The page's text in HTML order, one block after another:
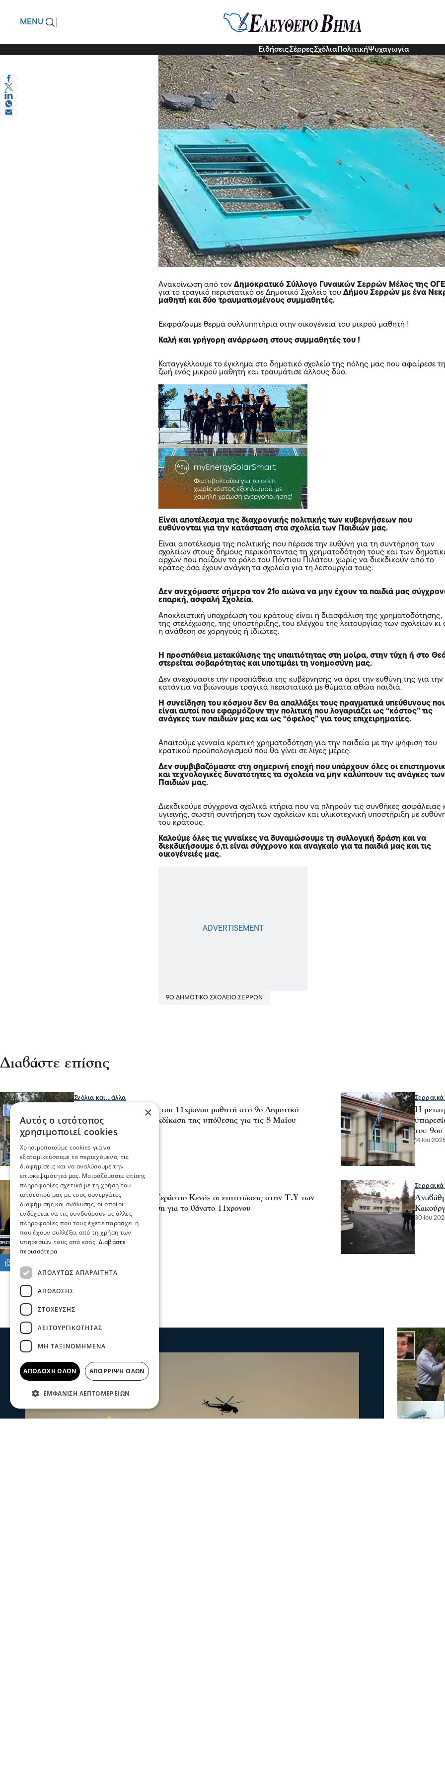
MENU
ΕιδήσειςΣέρρεςΣχόλια ΠολιτικήΨυχαγωγία
Δημοκρατικός Σύλλογος Γυναικών
μετακύλισης της υπαιτιότητας
eVima Serres Team07 Δεκ 2022, 15:06
Ανακοίνωση από τονΔημοκρατικό Σύλλογο Γυναικών Σερρών Μέλος της ΟΓΕ
για το τραγικό περιστατικό σε Δημοτικό Σχολείο τουΔήμου Σερρών με ένα
μαθητή και δύο τραυματισμένους συμμαθητές.
Εκφράζουμε θερμά συλλυπητήρια στην οικογένεια του μικρού μαθητή !
Καλή και γρήγορη ανάρρωση στους συμμαθητές του !
Καταγγέλλουμε το έγκλημα στο δημοτικό σχολείο της πόλης μας που αφαίρεσε τη
ζωή ενός μικρού μαθητή και τραυμάτισε άλλους δύο.
Είναι αποτέλεσμα της διαχρονικής πολιτικής των κυβερνήσεων που
ευθύνονται για την κατάσταση στα σχολεία των Παιδιών μας.
Είναι αποτέλεσμα της πολιτικής που πέρασε την ευθύνη για τη συντήρηση των
σχολείων στους δήμους περικόπτοντας τη χρηματοδότηση τους και των
αρχών που παίζουν το ρόλο του Πόντιου Πιλάτου, χωρίς να διεκδικούν από το
κράτος όσα έχουν ανάγκη τα σχολεία για τη λειτουργία τους.
Δεν ανεχόμαστε σήμερα τον 21ο αιώνα να μην έχουν τα παιδιά μας
επαρκή, ασφαλή Σχολεία.
Αποκλειστική υποχρέωση του κράτους είναι η διασφάλιση της χρηματοδότησης,
της στελέχωσης, της υποστήριξης, του ελέγχου της λειτουργίας των σχολείων κι
η ανάθεση σε χορηγούς ή ιδιώτες.
Η προσπάθεια μετακύλισης της υπαιτιότητας στη μοίρα, στην τύχη ή στο
στερείται σοβαρότητας και υποτιμάει τη νοημοσύνη μας.
Δεν ανεχόμαστε την προσπάθεια της κυβέρνησης να άρει την ευθύνη της για την
κατάντια να βιώνουμε τραγικά περιστατικά με θύματα αθώα παιδιά.
Η συνείδηση του κόσμου δεν θα απαλλάξει τους πραγματικά υπεύθυνους
είναι αυτοί που εφαρμόζουν την πολιτική που λογαριάζει ως “κόστος” τις
ανάγκες των παιδιών μας και ως “όφελος” για τους επιχειρηματίες.
Απαιτούμε γενναία κρατική χρηματοδότηση για την παιδεία με την ψήφιση του
κρατικού προϋπολογισμού που θα γίνει σε λίγες μέρες.
Δεν συμβιβαζόμαστε στη σημερινή εποχή που υπάρχουν όλες οι
και τεχνολογικές δυνατότητες τα σχολεία να μην καλύπτουν τις ανάγκες των
Παιδιών μας.
Διεκδικούμε σύγχρονα σχολικά κτήρια που να πληρούν τις συνθήκες ασφάλειας
υγιεινής, σωστή συντήρηση των σχολείων και υλικοτεχνική υποστήριξη με
του κράτους.
Καλούμε όλες τις γυναίκες να δυναμώσουμε τη συλλογική δράση και να
διεκδικήσουμε ό,τι είναι σύγχρονο και αναγκαίο για τα παιδιά μας και τις
οικογένειές μας.
9Ο ΔΗΜΟΤΙΚΟ ΣΧΟΛΕΙΟ ΣΕΡΡΩΝ
Διαβάστε επίσης
Σχόλια και...άλλα
Σέρρες - Για τον θάνατο του 11χρονου μαθητή στο 9ο Δημοτικό
Σχολείο μετατέθηκε η εκδίκαση της υπόθεσης για τις 8 Μαΐου
07 Φεβ 2026, 19:26
Η
του 9ου
14 Ιου
Σχόλια και...άλλα
Παύλος Πουλιάκας: «Τεράστιο Κενό» οι επιπτώσεις στην Τ.Υ των
Σερρών από την απόφαση για το θάνατο 11χρονου
01 Ιου 2025, 18:24 30 Ιου
×
Αυτός ο ιστότοπος
χρησιμοποιεί cookies
Χρησιμοποιούμε cookies για να
εξατομικεύσουμε το περιεχόμενο, τις
διαφημίσεις και να αναλύσουμε την
επισκεψιμότητά μας. Μοιραζόμαστε επίσης
πληροφορίες σχετικά με τη χρήση του
ιστότοπού μας με τους συνεργάτες
διαφήμισης και ανάλυσης, οι οποίοι
ενδέχεται να τις συνδυάσουν με άλλες
πληροφορίες που τους έχετε παράσχει ή
που έχουν συλλέξει από τη χρήση των
υπηρεσιών τους από εσάς. Διαβάστε
περισσότερα
ΑΠΟΛΎΤΩΣ ΑΠΑΡΑΊΤΗΤΑ
ΑΠΌΔΟΣΗΣ
ΣΤΌΧΕΥΣΗΣ
ΛΕΙΤΟΥΡΓΙΚΌΤΗΤΑΣ
ΜΗ ΤΑΞΙΝΟΜΗΜΈΝΑ
ΑΠΟΔΟΧΉ ΌΛΩΝ ΑΠΌΡΡΙΨΗ ΌΛΩΝ
ΕΜΦΆΝΙΣΗ ΛΕΠΤΟΜΕΡΕΙΏΝ